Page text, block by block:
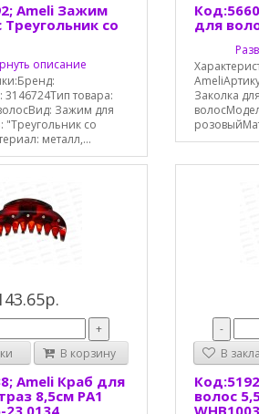
Ameli Зажим
со
описание
3146724Тип товара:
Зажим для
"Треугольник со
металл,...
для
Заколка
+
В корзину
Ameli Краб для
8,5см РА1
23 0134
-
В
волос